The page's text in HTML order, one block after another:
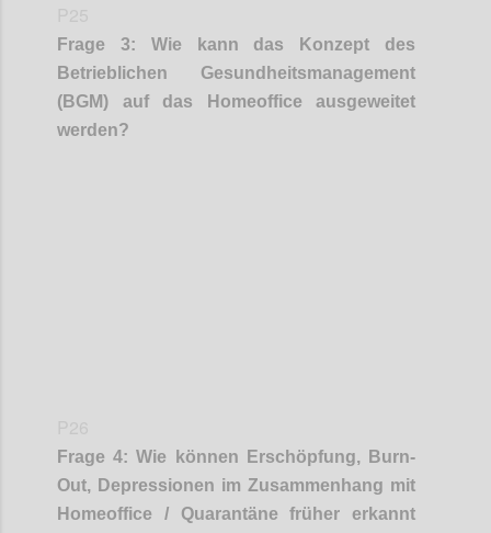
Frage 3: Wie kann das Konzept des
Betrieblichen Gesundheitsmanagement
(BGM) auf das Homeoffice ausgeweitet
werden?
Frage 4:Wie können Erschöpfung, Burn-
Out, Depressionen im Zusammenhang mit
Homeoffice / Quarantäne früher erkannt